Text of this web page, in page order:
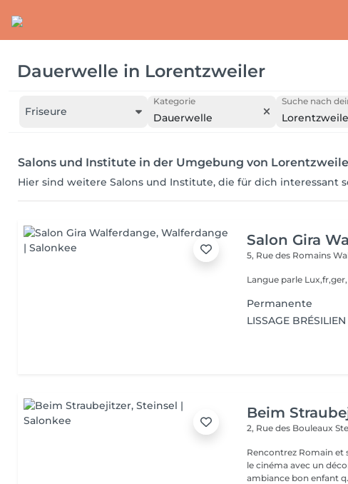
Dauerwelle in Lorentzweiler
Friseure
Kategorie
Dauerwelle
Suche nach
Salons und Institute in der Umgebung von
Hier sind weitere Salons und Institute, die für dich interessant
Salon Gira
5, Rue des Romains
Langue parle
Permanente
LISSAGE BRÉSILIEN
Beim
2, Rue des Bouleaux
Rencontrez Romain et
le cinéma avec un décor
ambiance bon enfant